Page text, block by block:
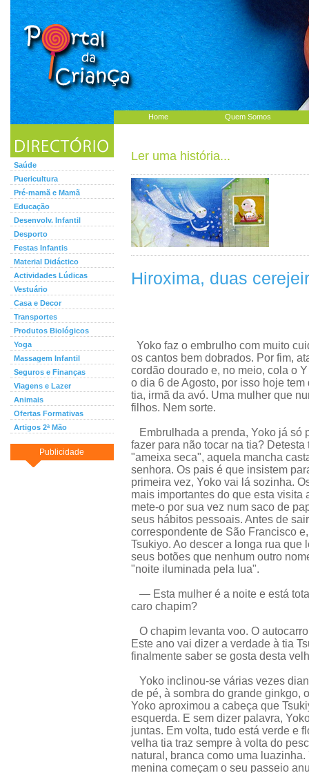
Home Quem Somos
Saúde
Puericultura
Pré-mamã e Mamã
Educação
Desenvolv. Infantil
Desporto
Festas Infantis
Material Didáctico
Actividades Lúdicas
Vestuário
Casa e Decor
Transportes
Produtos Biológicos
Yoga
Massagem Infantil
Seguros e Finanças
Viagens e Lazer
Animais
Ofertas Formativas
Artigos 2ª Mão
Publicidade
Ler uma história...
Hiroxima, duas
Yoko faz o embrulho com muito
os cantos bem dobrados. Por fim,
cordão dourado e, no meio, cola o
o dia 6 de Agosto, por isso hoje
tia, irmã da avó. Uma mulher que
filhos. Nem sorte.
Embrulhada a prenda, Yoko já só
fazer para não tocar na tia?
"ameixa seca", aquela mancha
senhora. Os pais é que insistem
primeira vez, Yoko vai lá sozinha.
mais importantes do que esta visita
mete-o por sua vez num saco de
seus hábitos pessoais. Antes de
correspondente de São Francisco
Tsukiyo. Ao descer a longa rua que
seus botões que nenhum outro
"noite iluminada pela lua".
— Esta mulher é a noite e está
caro chapim?
O chapim levanta voo. O
Este ano vai dizer a verdade à tia
finalmente saber se gosta desta
Yoko inclinou-se várias vezes
de pé, à sombra do grande ginkgo,
Yoko aproximou a cabeça que
esquerda. E sem dizer palavra,
juntas. Em volta, tudo está verde e
velha tia traz sempre à volta do
natural, branca como uma
menina começam o seu passeio